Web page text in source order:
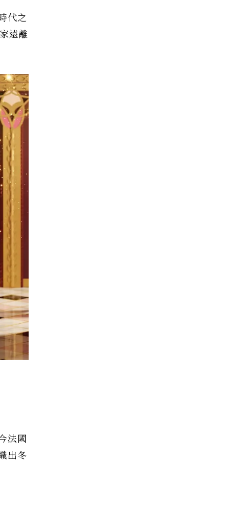
代之
遠離
法國
出冬